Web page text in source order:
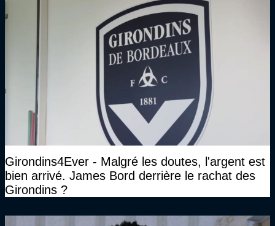
Girondins4Ever - Malgré les doutes, l'argent est
bien arrivé. James Bord derrière le rachat des
Girondins ?